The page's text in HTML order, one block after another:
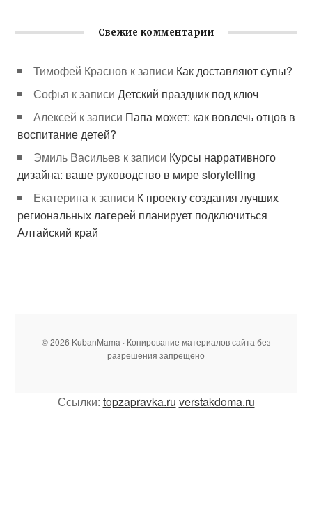
Свежие комментарии
Тимофей Краснов к записи Как доставляют супы?
Софья к записиДетский праздник под ключ
Алексей к записи Папа может: как вовлечь отцов в
воспитание детей?
Эмиль Васильев к записи Курсы нарративного
дизайна: ваше руководство в мире storytelling
Екатерина к записи К проекту создания лучших
региональных лагерей планирует подключиться
Алтайский край
© 2026 KubanMama · Копирование материалов сайта без
разрешения запрещено
Ссылки: topzapravka.ru verstakdoma.ru